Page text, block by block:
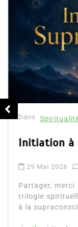
Dans
Initiation à
29 Mai 2026
Partager,
à la
éveil spirituel
Lire la suite